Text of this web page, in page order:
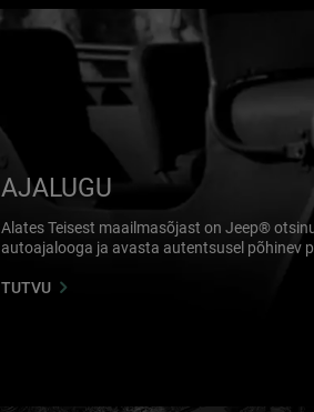
AJALUGU
Alates Teisest maailmasõjast on Jeep®
autoajalooga ja avasta autentsusel põhinev
TUTVU